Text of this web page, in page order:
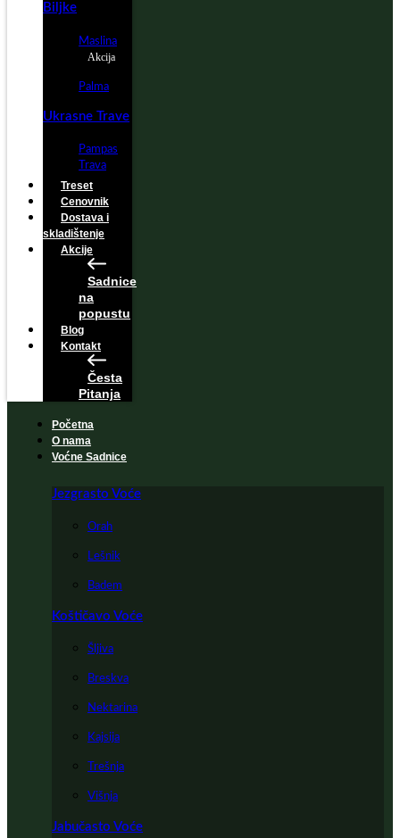
Biljke
Maslina
Akcija
Palma
Ukrasne Trave
Pampas
Trava
Treset
Cenovnik
Dostava i
skladištenje
Akcije
Sadnice
na
popustu
Blog
Kontakt
Česta
Pitanja
Početna
O nama
Voćne Sadnice
Jezgrasto Voće
Orah
Lešnik
Badem
Koštičavo Voće
Šljiva
Breskva
Nektarina
Kajsija
Trešnja
Višnja
Jabučasto Voće